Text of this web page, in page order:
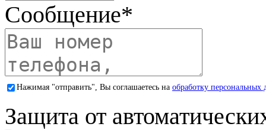
Сообщение*
Нажимая "отправить", Вы соглашаетесь на обработку персональных
Защита от